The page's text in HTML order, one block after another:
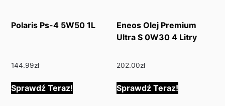
Polaris Ps-4 5W50 1L
144.99zł
Sprawdź Teraz!
Eneos Olej Premium
Ultra S 0W30 4 Litry
202.00zł
Sprawdź Teraz!